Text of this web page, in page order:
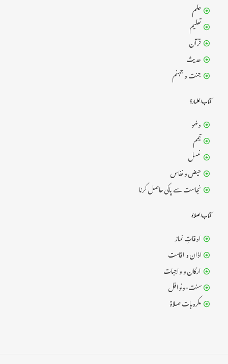
علم
تعلیم
قرآن
حدیث
جنت و جہنم
کتــاب الــطھـــارۃ
وضو
تیمم
غسل
حیض و نفاس
نجاست سے پاکی حاصل کرنا
کتــاب الــصــــلاۃ
اوقاتِ نماز
اذان و اقامت
ارکان و واجبات
سنت-ونوافل
مکروہات صلاۃ